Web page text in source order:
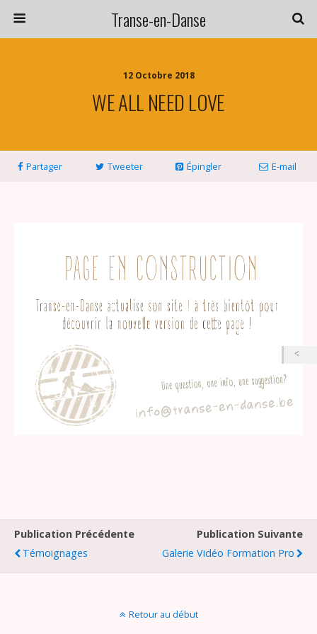
Transe-en-Danse
12 Octobre 2018
WE ALL NEED LOVE
Partager Tweeter Épingler E-mail
Publication Précédente
Témoignages
Publication Suivante
Galerie Vidéo Formation Pro
Retour au début